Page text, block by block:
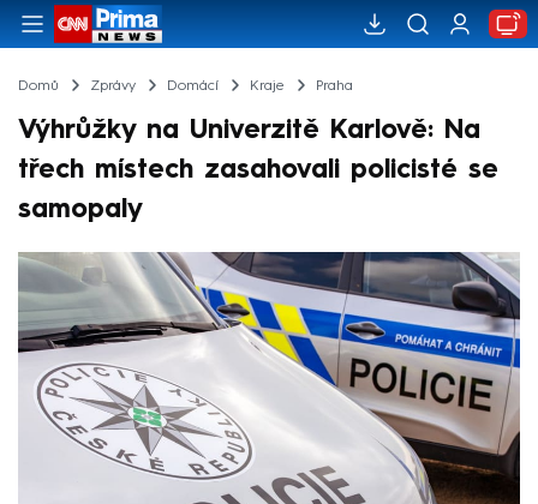
Domů Zprávy Domácí Kraje Praha
Výhrůžky na Univerzitě Karlově: Na
třech místech zasahovali policisté se
samopaly